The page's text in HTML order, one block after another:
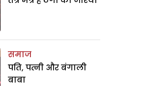
समाज
पति, पत्नी और बंगाली
बाबा